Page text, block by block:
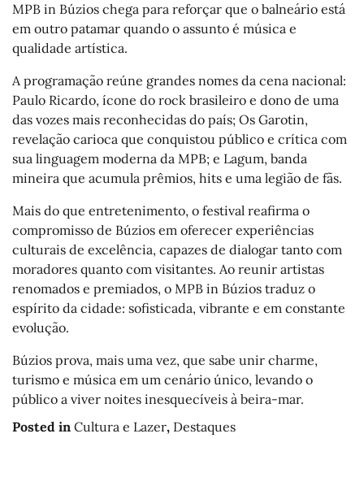
MPB in Búzios chega para reforçar que o balneário está
em outro patamar quando o assunto é música e
qualidade artística.
A programação reúne grandes nomes da cena nacional:
Paulo Ricardo, ícone do rock brasileiro e dono de uma
das vozes mais reconhecidas do país; Os Garotin,
revelação carioca que conquistou público e crítica com
sua linguagem moderna da MPB; e Lagum, banda
mineira que acumula prêmios, hits e uma legião de fãs.
Mais do que entretenimento, o festival reafirma o
compromisso de Búzios em oferecer experiências
culturais de excelência, capazes de dialogar tanto com
moradores quanto com visitantes. Ao reunir artistas
renomados e premiados, o MPB in Búzios traduz o
espírito da cidade: sofisticada, vibrante e em constante
evolução.
Búzios prova, mais uma vez, que sabe unir charme,
turismo e música em um cenário único, levando o
público a viver noites inesquecíveis à beira-mar.
Posted in Cultura e Lazer, Destaques